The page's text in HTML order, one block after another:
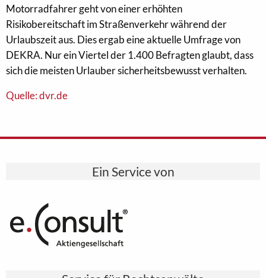
Motorradfahrer geht von einer erhöhten
Risikobereitschaft im Straßenverkehr während der
Urlaubszeit aus. Dies ergab eine aktuelle Umfrage von
DEKRA. Nur ein Viertel der 1.400 Befragten glaubt, dass
sich die meisten Urlauber sicherheitsbewusst verhalten.
Quelle: dvr.de
Ein Service von